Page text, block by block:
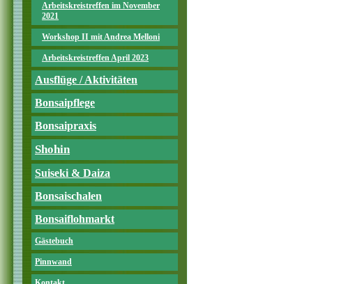
Arbeitskreistreffen im November
2021
Workshop II mit Andrea Melloni
Arbeitskreistreffen April 2023
Ausflüge / Aktivitäten
Bonsaipflege
Bonsaipraxis
Shohin
Suiseki & Daiza
Bonsaischalen
Bonsaiflohmarkt
Gästebuch
Pinnwand